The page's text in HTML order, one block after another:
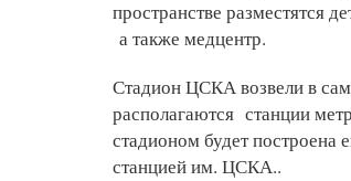
пространстве разместятся
а также медцентр.
Стадион ЦСКА возвели в
располагаются станции
стадионом будет построена
станцией им. ЦСКА..